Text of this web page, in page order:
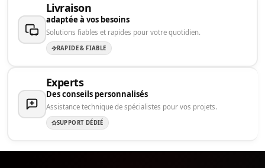
Livraison
adaptée à vos besoins
Solutions fiables et rapides pour votre quotidien.
RAPIDE & FIABLE
Experts
Des conseils personnalisés
Assistance technique de spécialistes pour vos projets.
SUPPORT DÉDIÉ